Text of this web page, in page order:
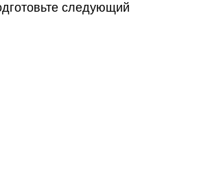
следующий